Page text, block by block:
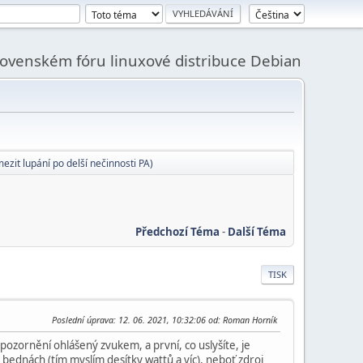
fóru linuxové distribuce Debian
lupání po delší nečinnosti PA)
Předchozí Téma - Další Téma
TISK
Poslední úprava: 12. 06. 2021, 10:32:06 od: Roman Horník
ohlášený zvukem, a první, co uslyšíte, je
(tím myslím desítky wattů a víc), neboť zdroj